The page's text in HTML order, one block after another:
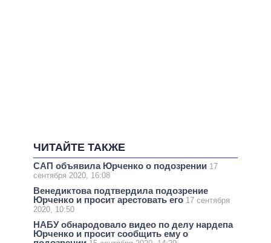
ЧИТАЙТЕ ТАКЖЕ
САП объявила Юрченко о подозрении 17
сентября 2020, 16:08
Венедиктова подтвердила подозрение
Юрченко и просит арестовать его 17 сентября
2020, 10:50
НАБУ обнародовало видео по делу нардепа
Юрченко и просит сообщить ему о